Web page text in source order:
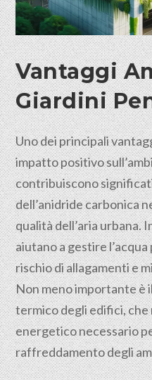
Vantaggi
Giardini
Uno dei principali
impatto positivo
contribuiscono
dell’anidride carbonica
qualità dell’aria urbana.
aiutano a gestire
rischio di allagamenti e
Non meno importante è
termico degli edifici, che
energetico necessario
raffreddamento degli